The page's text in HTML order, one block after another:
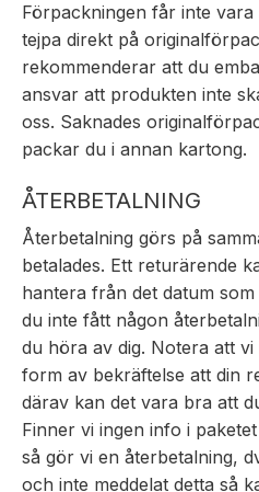
Förpackningen får inte
tejpa direkt på
rekommenderar att du
ansvar att produkten inte
oss. Saknades
packar du i annan kartong.
ÅTERBETALNING
Återbetalning görs på
betalades. Ett returärende
hantera från det datum
du inte fått någon
du höra av dig. Notera att
form av bekräftelse att din
därav kan det vara bra att
Finner vi ingen info i
så gör vi en återbetalning,
och inte meddelat detta så